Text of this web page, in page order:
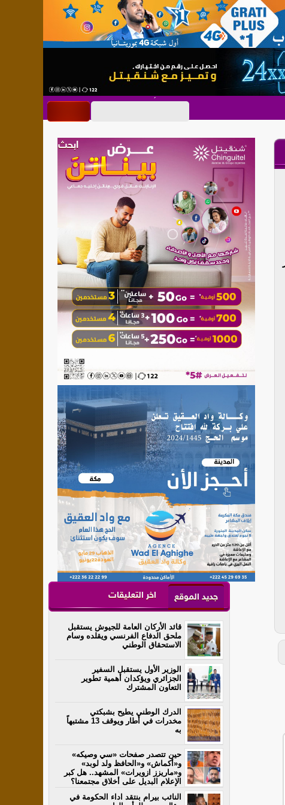
جديد الموقع اخر التعليقات
قائد الأركان العامة للجيوش يستقبل
ملحق الدفاع الفرنسي ويقلده وسام
الاستحقاق الوطني
الوزير الأول يستقبل السفير
الجزائري ويؤكدان أهمية تطوير
التعاون المشترك
الدرك الوطني يطيح بشبكتي
مخدرات في أطار ويوقف 13 مشتبهاً
به
حين تتصدر صفحات «سي وصيكه»
و«أكماش» و«الحافظ ولد لوبد»
و«ماريزز ازويرات» المشهد.. هل كبر
الإعلام البديل على أخلاق مجتمعنا؟
النائب بيرام بنتقد اداء الحكومة في